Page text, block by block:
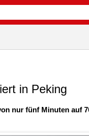
in Peking
nur fünf Minuten auf